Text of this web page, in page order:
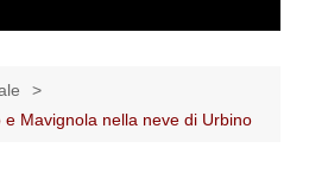
Mavignola nella neve di Urbino